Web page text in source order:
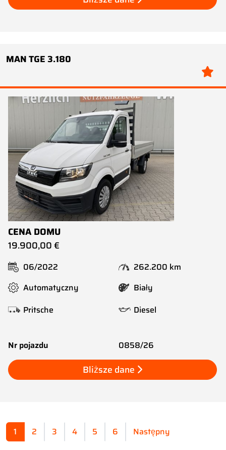
MAN TGE 3.180
CENA DOMU
19.900,00 €
06/2022
262.200 km
Automatyczny
Biały
Pritsche
Diesel
Nr pojazdu 0858/26
Bliższe dane
1 2 3 4 5 6 Następny